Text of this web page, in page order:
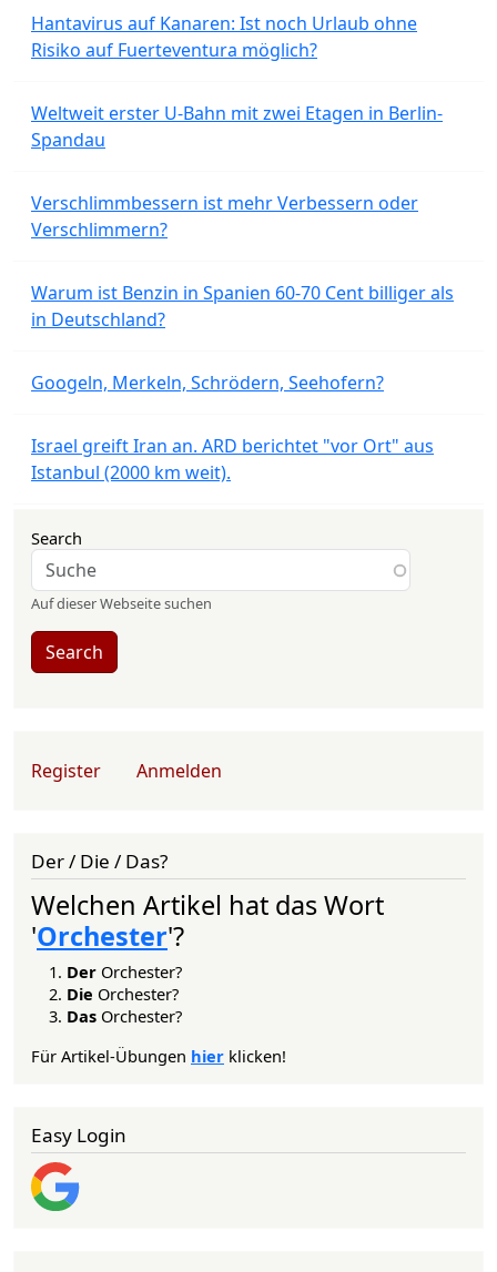
Hantavirus auf Kanaren: Ist noch Urlaub ohne
Risiko auf Fuerteventura möglich?
Weltweit erster U-Bahn mit zwei Etagen in Berlin-
Spandau
Verschlimmbessern ist mehr Verbessern oder
Verschlimmern?
Warum ist Benzin in Spanien 60-70 Cent billiger als
in Deutschland?
Googeln, Merkeln, Schrödern, Seehofern?
Israel greift Iran an. ARD berichtet "vor Ort" aus
Istanbul (2000 km weit).
Search
Auf dieser Webseite suchen
Search
User account menu
Register Anmelden
Der / Die / Das?
Welchen Artikel hat das Wort
'Orchester'?
Der Orchester?
Die Orchester?
Das Orchester?
Für Artikel-Übungen hier klicken!
Easy Login